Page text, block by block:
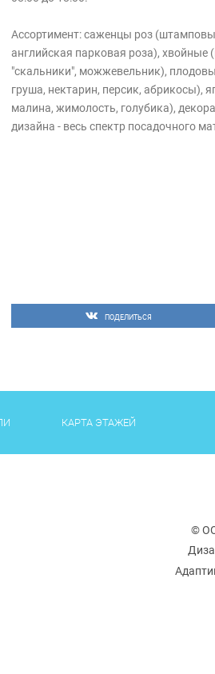
Ассортимент: саженцы роз
английская парковая роза), хвойные
"скальники", можжевельник),
груша, нектарин, персик, абрикосы),
малина, жимолость, голубика),
дизайна - весь спектр посадочного
ПОДЕЛИТЬСЯ
КАРТА ЭТАЖЕЙ
©